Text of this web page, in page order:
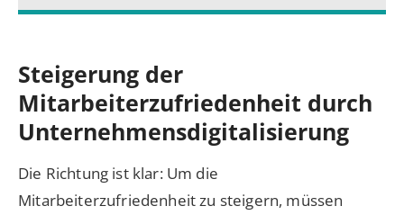
Steigerung der
Mitarbeiterzufriedenheit durch
Unternehmensdigitalisierung
Die Richtung ist klar: Um die
Mitarbeiterzufriedenheit zu steigern, müssen